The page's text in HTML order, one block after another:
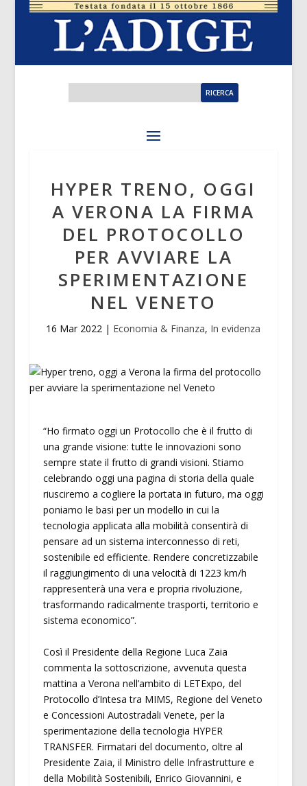
HYPER TRENO, OGGI
A VERONA LA FIRMA
DEL PROTOCOLLO
PER AVVIARE LA
SPERIMENTAZIONE
NEL VENETO
16 Mar 2022 | Economia & Finanza, In evidenza
“Ho firmato oggi un Protocollo che è il frutto di
una grande visione: tutte le innovazioni sono
sempre state il frutto di grandi visioni. Stiamo
celebrando oggi una pagina di storia della quale
riusciremo a cogliere la portata in futuro, ma oggi
poniamo le basi per un modello in cui la
tecnologia applicata alla mobilità consentirà di
pensare ad un sistema interconnesso di reti,
sostenibile ed efficiente. Rendere concretizzabile
il raggiungimento di una velocità di 1223 km/h
rappresenterà una vera e propria rivoluzione,
trasformando radicalmente trasporti, territorio e
sistema economico”.
Così il Presidente della Regione Luca Zaia
commenta la sottoscrizione, avvenuta questa
mattina a Verona nell’ambito di LETExpo, del
Protocollo d’Intesa tra MIMS, Regione del Veneto
e Concessioni Autostradali Venete, per la
sperimentazione della tecnologia HYPER
TRANSFER. Firmatari del documento, oltre al
Presidente Zaia, il Ministro delle Infrastrutture e
della Mobilità Sostenibili, Enrico Giovannini, e